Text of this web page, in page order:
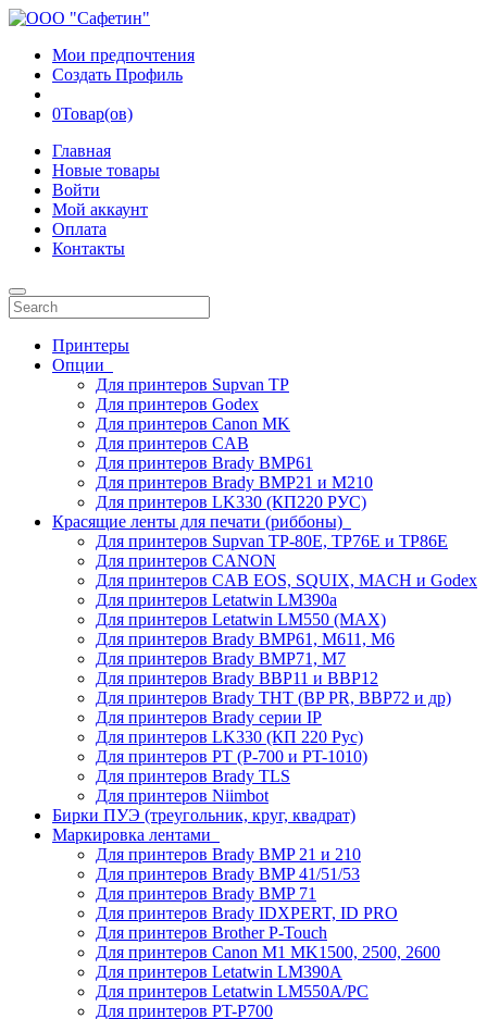
Мои предпочтения
Создать Профиль
0Товар(ов)
Главная
Новые товары
Войти
Мой аккаунт
Оплата
Контакты
Принтеры
Опции
Для принтеров Supvan TP
Для принтеров Godex
Для принтеров Canon MK
Для принтеров CAB
Для принтеров Brady BMP61
Для принтеров Brady BMP21 и M210
Для принтеров LK330 (КП220 РУС)
Красящие ленты для печати (риббоны)
Для принтеров Supvan TP-80E, TP76E и TP86E
Для принтеров CANON
Для принтеров CAB EOS, SQUIX, MACH и Godex
Для принтеров Letatwin LM390a
Для принтеров Letatwin LM550 (MAX)
Для принтеров Brady BMP61, M611, M6
Для принтеров Brady BMP71, M7
Для принтеров Brady BBP11 и BBP12
Для принтеров Brady THT (BP PR, BBP72 и др)
Для принтеров Brady серии IP
Для принтеров LK330 (КП 220 Рус)
Для принтеров PT (P-700 и PT-1010)
Для принтеров Brady TLS
Для принтеров Niimbot
Бирки ПУЭ (треугольник, круг, квадрат)
Маркировка лентами
Для принтеров Brady BMP 21 и 210
Для принтеров Brady BMP 41/51/53
Для принтеров Brady BMP 71
Для принтеров Brady IDXPERT, ID PRO
Для принтеров Brother P-Touch
Для принтеров Canon M1 MK1500, 2500, 2600
Для принтеров Letatwin LM390A
Для принтеров Letatwin LM550A/PC
Для принтеров PT-P700